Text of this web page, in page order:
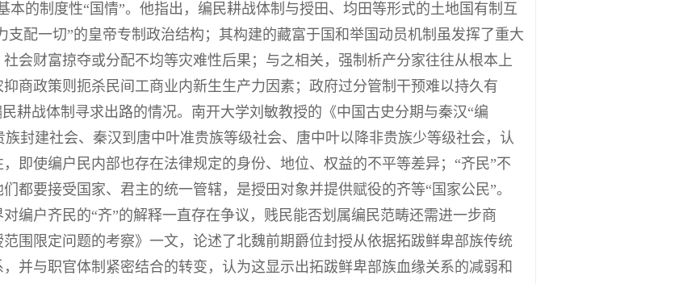
本的制度性“国情”。他指出，编民耕战体制与授田、均田等形式的土地国有制互
支配一切”的皇帝专制政治结构；其构建的藏富于国和举国动员机制虽发挥了重大
会财富掠夺或分配不均等灾难性后果；与之相关，强制析产分家往往从根本上
商政策则扼杀民间工商业内新生生产力因素；政府过分管制干预难以持久有
耕战体制寻求出路的情况。南开大学刘敏教授的《中国古史分期与秦汉“编
族封建社会、秦汉到唐中叶准贵族等级社会、唐中叶以降非贵族少等级社会，认
即使编户民内部也存在法律规定的身份、地位、权益的不平等差异；“齐民”不
都要接受国家、君主的统一管辖，是授田对象并提供赋役的齐等“国家公民”。
编户齐民的“齐”的解释一直存在争议，贱民能否划属编民范畴还需进一步商
围限定问题的考察》一文，论述了北魏前期爵位封授从依据拓跋鲜卑部族传统
并与职官体制紧密结合的转变，认为这显示出拓跋鲜卑部族血缘关系的减弱和